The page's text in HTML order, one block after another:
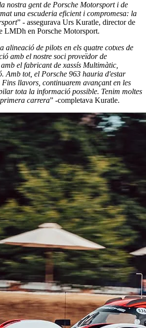
nostra gent de Porsche Motorsport i de
una escuderia eficient i compromesa: la
” - assegurava Urs Kuratle, director de
LMDh en Porsche Motorsport.
alineació de pilots en els quatre cotxes de
amb el nostre soci proveïdor de
el fabricant de xassís Multimàtic,
Amb tot, el Porsche 963 hauria d'estar
llavors, continuarem avançant en les
tota la informació possible. Tenim moltes
carrera” -completava Kuratle.